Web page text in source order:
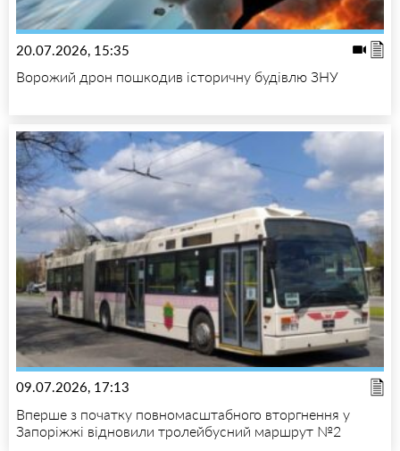
20.07.2026, 15:35
Ворожий дрон пошкодив історичну будівлю ЗНУ
09.07.2026, 17:13
Вперше з початку повномасштабного вторгнення у
Запоріжжі відновили тролейбусний маршрут №2